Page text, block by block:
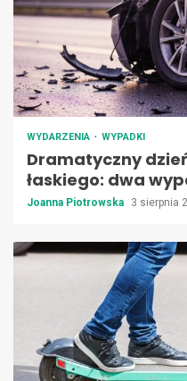
WYDARZENIA WYPADKI
Dramatyczny
łaskiego: dwa
Joanna Piotrowska 3 sierpnia